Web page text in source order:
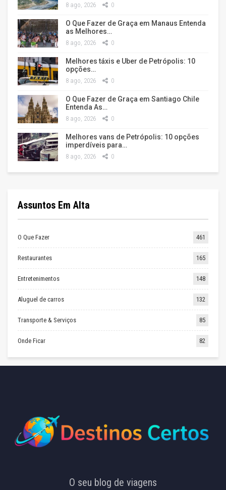
8 ago, 2026 0
O Que Fazer de Graça em Manaus Entenda
as Melhores…
8 ago, 2026 0
Melhores táxis e Uber de Petrópolis: 10
opções…
8 ago, 2026 0
O Que Fazer de Graça em Santiago Chile
Entenda As…
8 ago, 2026 0
Melhores vans de Petrópolis: 10 opções
imperdíveis para…
8 ago, 2026 0
Assuntos Em Alta
O Que Fazer 461
Restaurantes 165
Entretenimentos 148
Aluguel de carros 132
Transporte & Serviços 85
Onde Ficar 82
O seu blog de viagens